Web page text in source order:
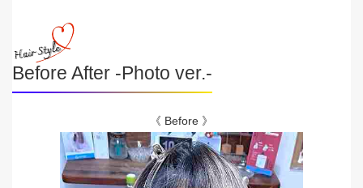
Before After -Photo ver.-
《 Before 》